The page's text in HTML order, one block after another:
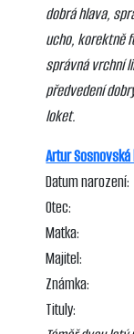
dobrá hlava,
ucho, korektně
správná vrchní
předvedení
loket.
Artur
Datum narození:
Otec:
Matka:
Majitel:
Známka:
Tituly: